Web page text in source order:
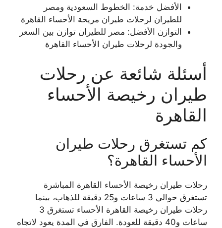
الأفضل خدمة: الخطوط السعودية ومصر
للطيران لرحلات طيران مريحة الأحساء القاهرة
التوازن الأفضل: مصر للطيران توازن بين السعر
والجودة لرحلات طيران الأحساء القاهرة
أسئلة شائعة عن رحلات
طيران رخيصة الأحساء
القاهرة
كم تستغرق رحلات طيران
الأحساء القاهرة؟
رحلات طيران رخيصة الأحساء القاهرة المباشرة
تستغرق حوالي 3 ساعات و25 دقيقة للذهاب، بينما
رحلات طيران رخيصة القاهرة الأحساء تستغرق 3
ساعات و40 دقيقة للعودة. الفارق في المدة يعود لاتجاه